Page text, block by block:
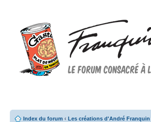
Index du forum ‹ Les créations d'André Franquin